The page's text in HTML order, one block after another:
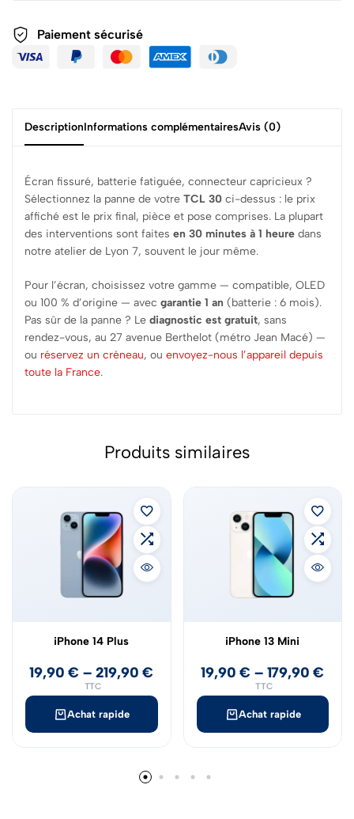
Paiement sécurisé
DescriptionInformations complémentairesAvis (0)
Écran fissuré, batterie fatiguée, connecteur capricieux ?
Sélectionnez la panne de votre TCL 30 ci-dessus : le prix
affiché est le prix final, pièce et pose comprises. La plupart
des interventions sont faites en 30 minutes à 1 heure dans
notre atelier de Lyon 7, souvent le jour même.
Pour l’écran, choisissez votre gamme — compatible, OLED
ou 100 % d’origine — avec garantie 1 an (batterie : 6 mois).
Pas sûr de la panne ? Le diagnostic est gratuit, sans
rendez-vous, au 27 avenue Berthelot (métro Jean Macé) —
ou réservez un créneau, ou envoyez-nous l’appareil depuis
toute la France.
Produits similaires
Achat rapide
iPhone 14 Plus
19,90€ – 219,90€
TTC
Achat rapide
iPhone 13 Mini
19,90€ – 179,90€
TTC